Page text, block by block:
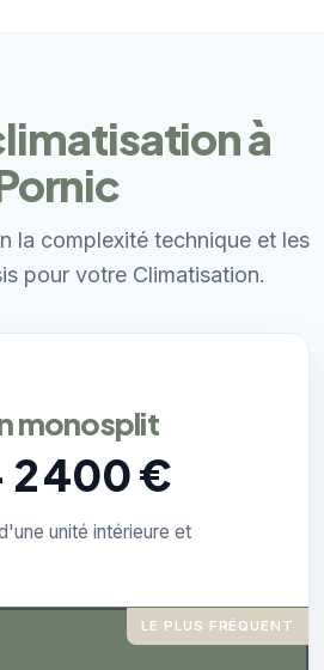
à
la complexité technique et les
pour votre Climatisation.
monosplit
2 400 €
unité intérieure et
LE PLUS FRÉQUENT